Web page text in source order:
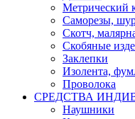
Метрический
Саморезы,
Скотч,
Скобяные
Заклепки
Изолента,
Проволока
СРЕДСТВА
Наушники